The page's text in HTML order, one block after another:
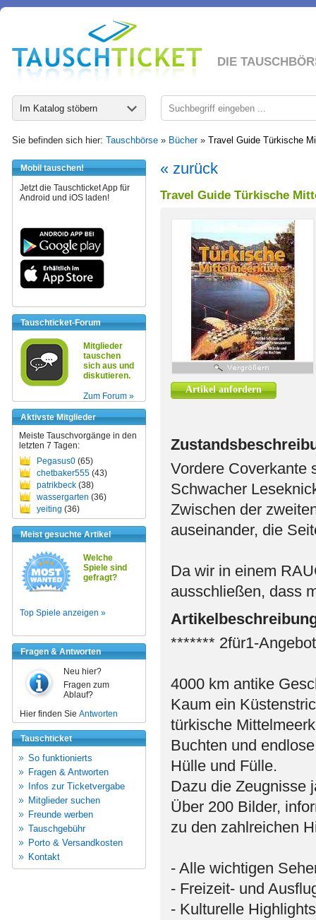
DIE
Im Katalog stöbern
Sie befinden sich hier: Tauschbörse » Bücher» Travel Guide Türkische
Mobil tauschen!
Jetzt die Tauschticket App für
Android und iOS laden!
Tauschticket-Forum
Mitglieder
tauschen
sich aus und
diskutieren.
Zum Forum »
Aktivste Mitglieder
Meiste Tauschvorgänge in den
letzten 7 Tagen:
Pegasus0 (65)
chetbaker555 (43)
patrikbeck (38)
wassergarten (36)
yeiting (36)
Meist gesuchte Artikel
Welche
Spiele sind
gefragt?
Top Spiele anzeigen »
Fragen & Antworten
Neu hier?
Fragen zum
Ablauf?
Hier finden Sie Antworten
Tauschticket
So funktionierts
Fragen & Antworten
Infos zur Ticketvergabe
Mitglieder suchen
Freunde werben
Tauschgebühr
Porto & Versandkosten
Kontakt
« zurück
Travel Guide Türkische
Artikel anfordern
Vordere Coverkante
Schwacher
Zwischen der
auseinander, die
Da wir in einem
ausschließen, dass
******* 2für1-
4000 km antike
Kaum ein
türkische
Buchten und
Hülle und Fülle.
Dazu die Zeugnisse
Über 200 Bilder,
zu den zahlreichen
- Alle wichtigen
- Freizeit- und
- Kulturelle Highlights